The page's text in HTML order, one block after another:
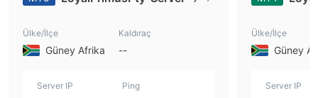
Ülke/İlçe
Güney Afrika
Kaldıraç
--
Server IP Ping
Ülke/İlçe
Güney
Server IP